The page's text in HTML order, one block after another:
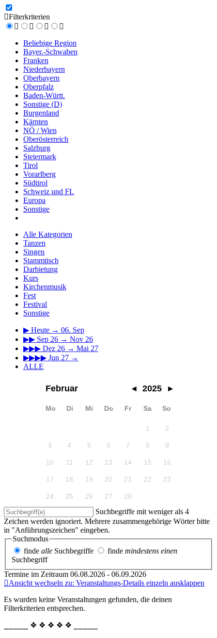
Filterkriterien
Beliebige Region
Bayer.-Schwaben
Franken
Niederbayern
Oberbayern
Oberpfalz
Baden-Württ.
Sonstige (D)
Burgenland
Kärnten
NÖ / Wien
Oberösterreich
Salzburg
Steiermark
Tirol
Vorarlberg
Südtirol
Schweiz und FL
Europa
Sonstige
Alle Kategorien
Tanzen
Singen
Stammtisch
Darbietung
Kurs
Kirchenmusik
Fest
Festival
Sonstige
▶ Heute → 06. Sep
▶▶ Sep 26 → Nov 26
▶▶▶ Dez 26 → Mai 27
▶▶▶▶ Jun 27 →
ALLE
Februar ◂ 2025 ▸
Mo Di Mi Do Fr Sa So
1 2
3 4 5 6 7 8 9
10 11 12 13 14 15 16
17 18 19 20 21 22 23
24 25 26 27 28
Suchbegriffe mit weniger als 4
Zeichen werden ignoriert. Mehrere zusammengehörige Wörter bitte
in "Anführungszeichen" eingeben.
Suchmodus
finde alle Suchbegriffe finde mindestens einen
Suchbegriff
Termine im Zeitraum 06.08.2026 - 06.09.2026
Ansicht wechseln zu: Veranstaltungs-Details einzeln ausklappen
Es wurden keine Veranstaltungen gefunden, die deinen
Filterkriterien entsprechen.
⎯⎯⎯⎯⎯ ❖ ❖ ❖ ❖ ❖ ⎯⎯⎯⎯⎯